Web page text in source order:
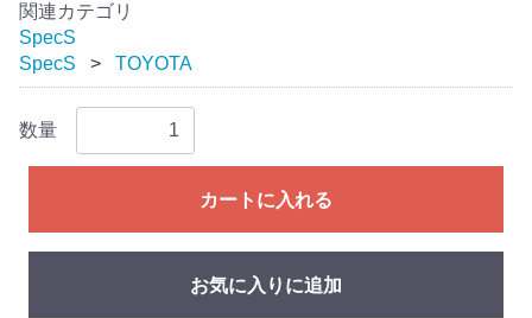
関連カテゴリ
SpecS
SpecS
TOYOTA
数量
カートに入れる
お気に入りに追加